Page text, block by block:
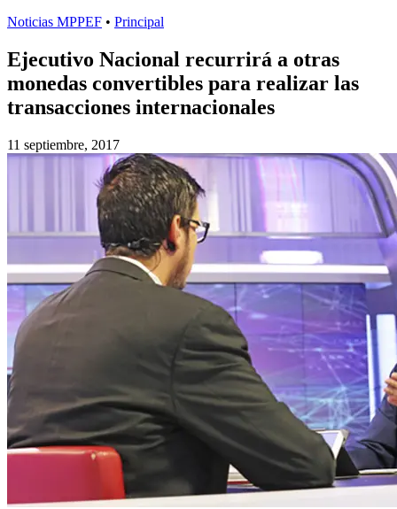
Noticias MPPEF • Principal
Ejecutivo Nacional recurrirá a otras
monedas convertibles para realizar las
transacciones internacionales
11 septiembre, 2017